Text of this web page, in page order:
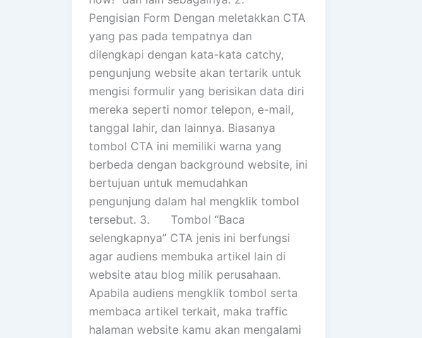
Pengisian Form Dengan meletakkan CTA
yang pas pada tempatnya dan
dilengkapi dengan kata-kata catchy,
pengunjung website akan tertarik untuk
mengisi formulir yang berisikan data diri
mereka seperti nomor telepon, e-mail,
tanggal lahir, dan lainnya. Biasanya
tombol CTA ini memiliki warna yang
berbeda dengan background website, ini
bertujuan untuk memudahkan
pengunjung dalam hal mengklik tombol
tersebut. 3. Tombol “Baca
selengkapnya” CTA jenis ini berfungsi
agar audiens membuka artikel lain di
website atau blog milik perusahaan.
Apabila audiens mengklik tombol serta
membaca artikel terkait, maka traffic
halaman website kamu akan mengalami